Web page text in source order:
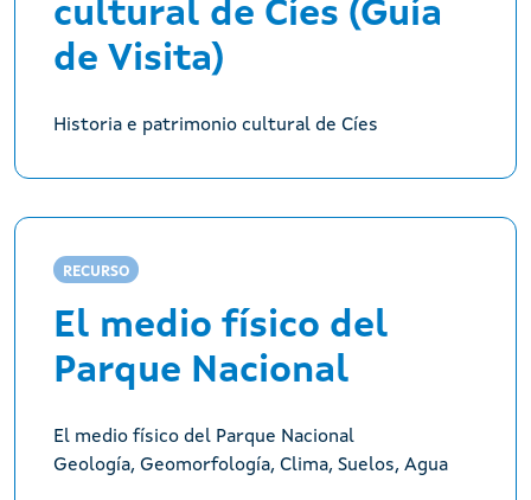
cultural de Cíes (Guía
de Visita)
Historia e patrimonio cultural de Cíes
RECURSO
El medio físico del
Parque Nacional
El medio físico del Parque Nacional
Geología, Geomorfología, Clima, Suelos, Agua